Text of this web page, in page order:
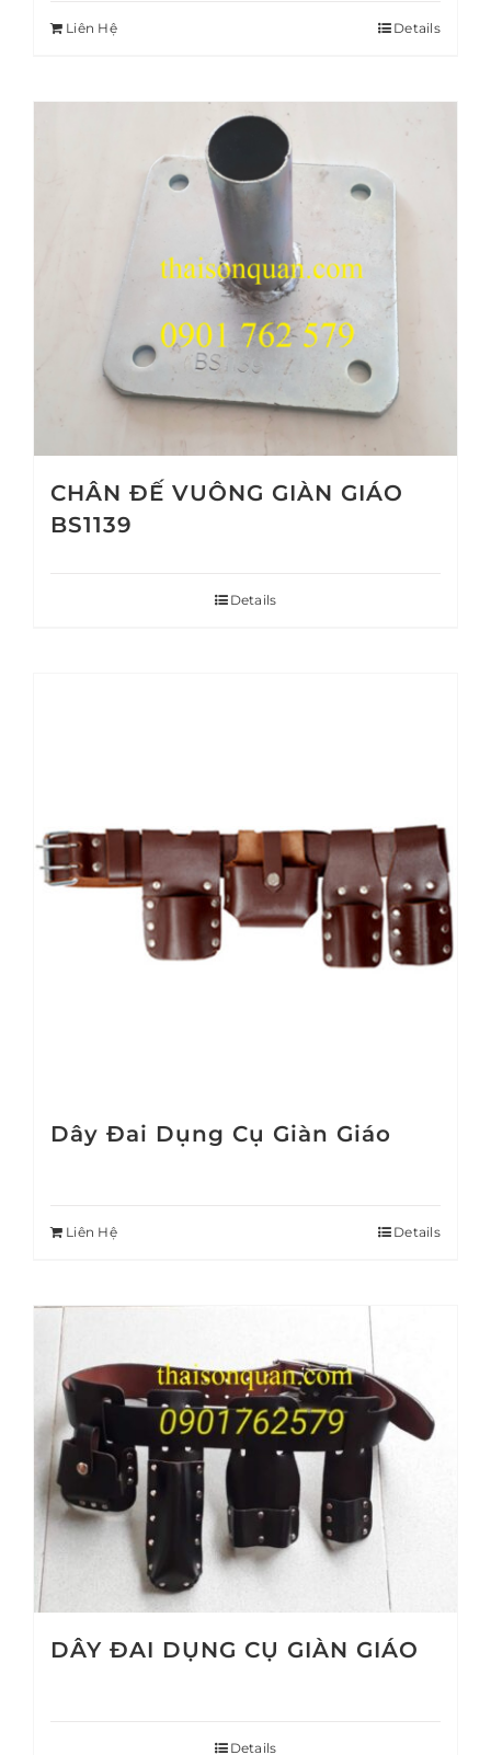
Liên Hệ Details
CHÂN ĐẾ VUÔNG GIÀN GIÁO
BS1139
Details
Dây Đai Dụng Cụ Giàn Giáo
Liên Hệ Details
DÂY ĐAI DỤNG CỤ GIÀN GIÁO
Details